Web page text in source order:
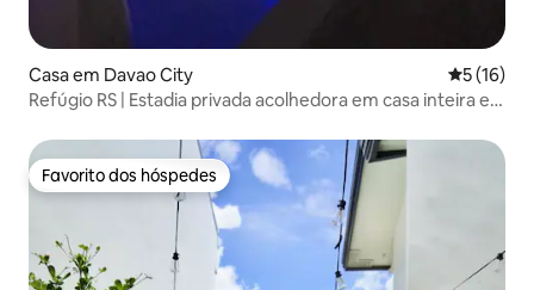
Casa em Davao City
5 (16)
Refúgio RS | Estadia privada acolhedora em casa inteira e
Favorito dos hóspedes
Favorito dos hóspedes